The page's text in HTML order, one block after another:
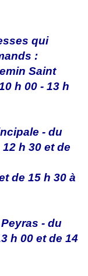
qui
:
Saint
h 00 - 13 h
- du
h 30 et de
de 15 h 30 à
- du
h 00 et de 14